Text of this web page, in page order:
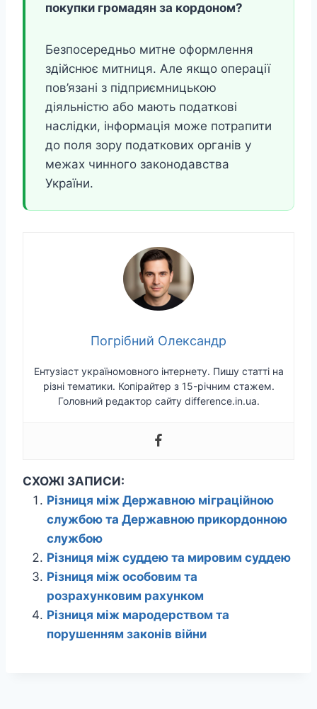
покупки громадян за кордоном?
Безпосередньо митне оформлення
здійснює митниця. Але якщо операції
пов’язані з підприємницькою
діяльністю або мають податкові
наслідки, інформація може потрапити
до поля зору податкових органів у
межах чинного законодавства
України.
Погрібний Олександр
Ентузіаст україномовного інтернету. Пишу статті на
різні тематики. Копірайтер з 15-річним стажем.
Головний редактор сайту difference.in.ua.
СХОЖІ ЗАПИСИ:
Різниця між Державною міграційною
службою та Державною прикордонною
службою
Різниця між суддею та мировим суддею
Різниця між особовим та
розрахунковим рахунком
Різниця між мародерством та
порушенням законів війни